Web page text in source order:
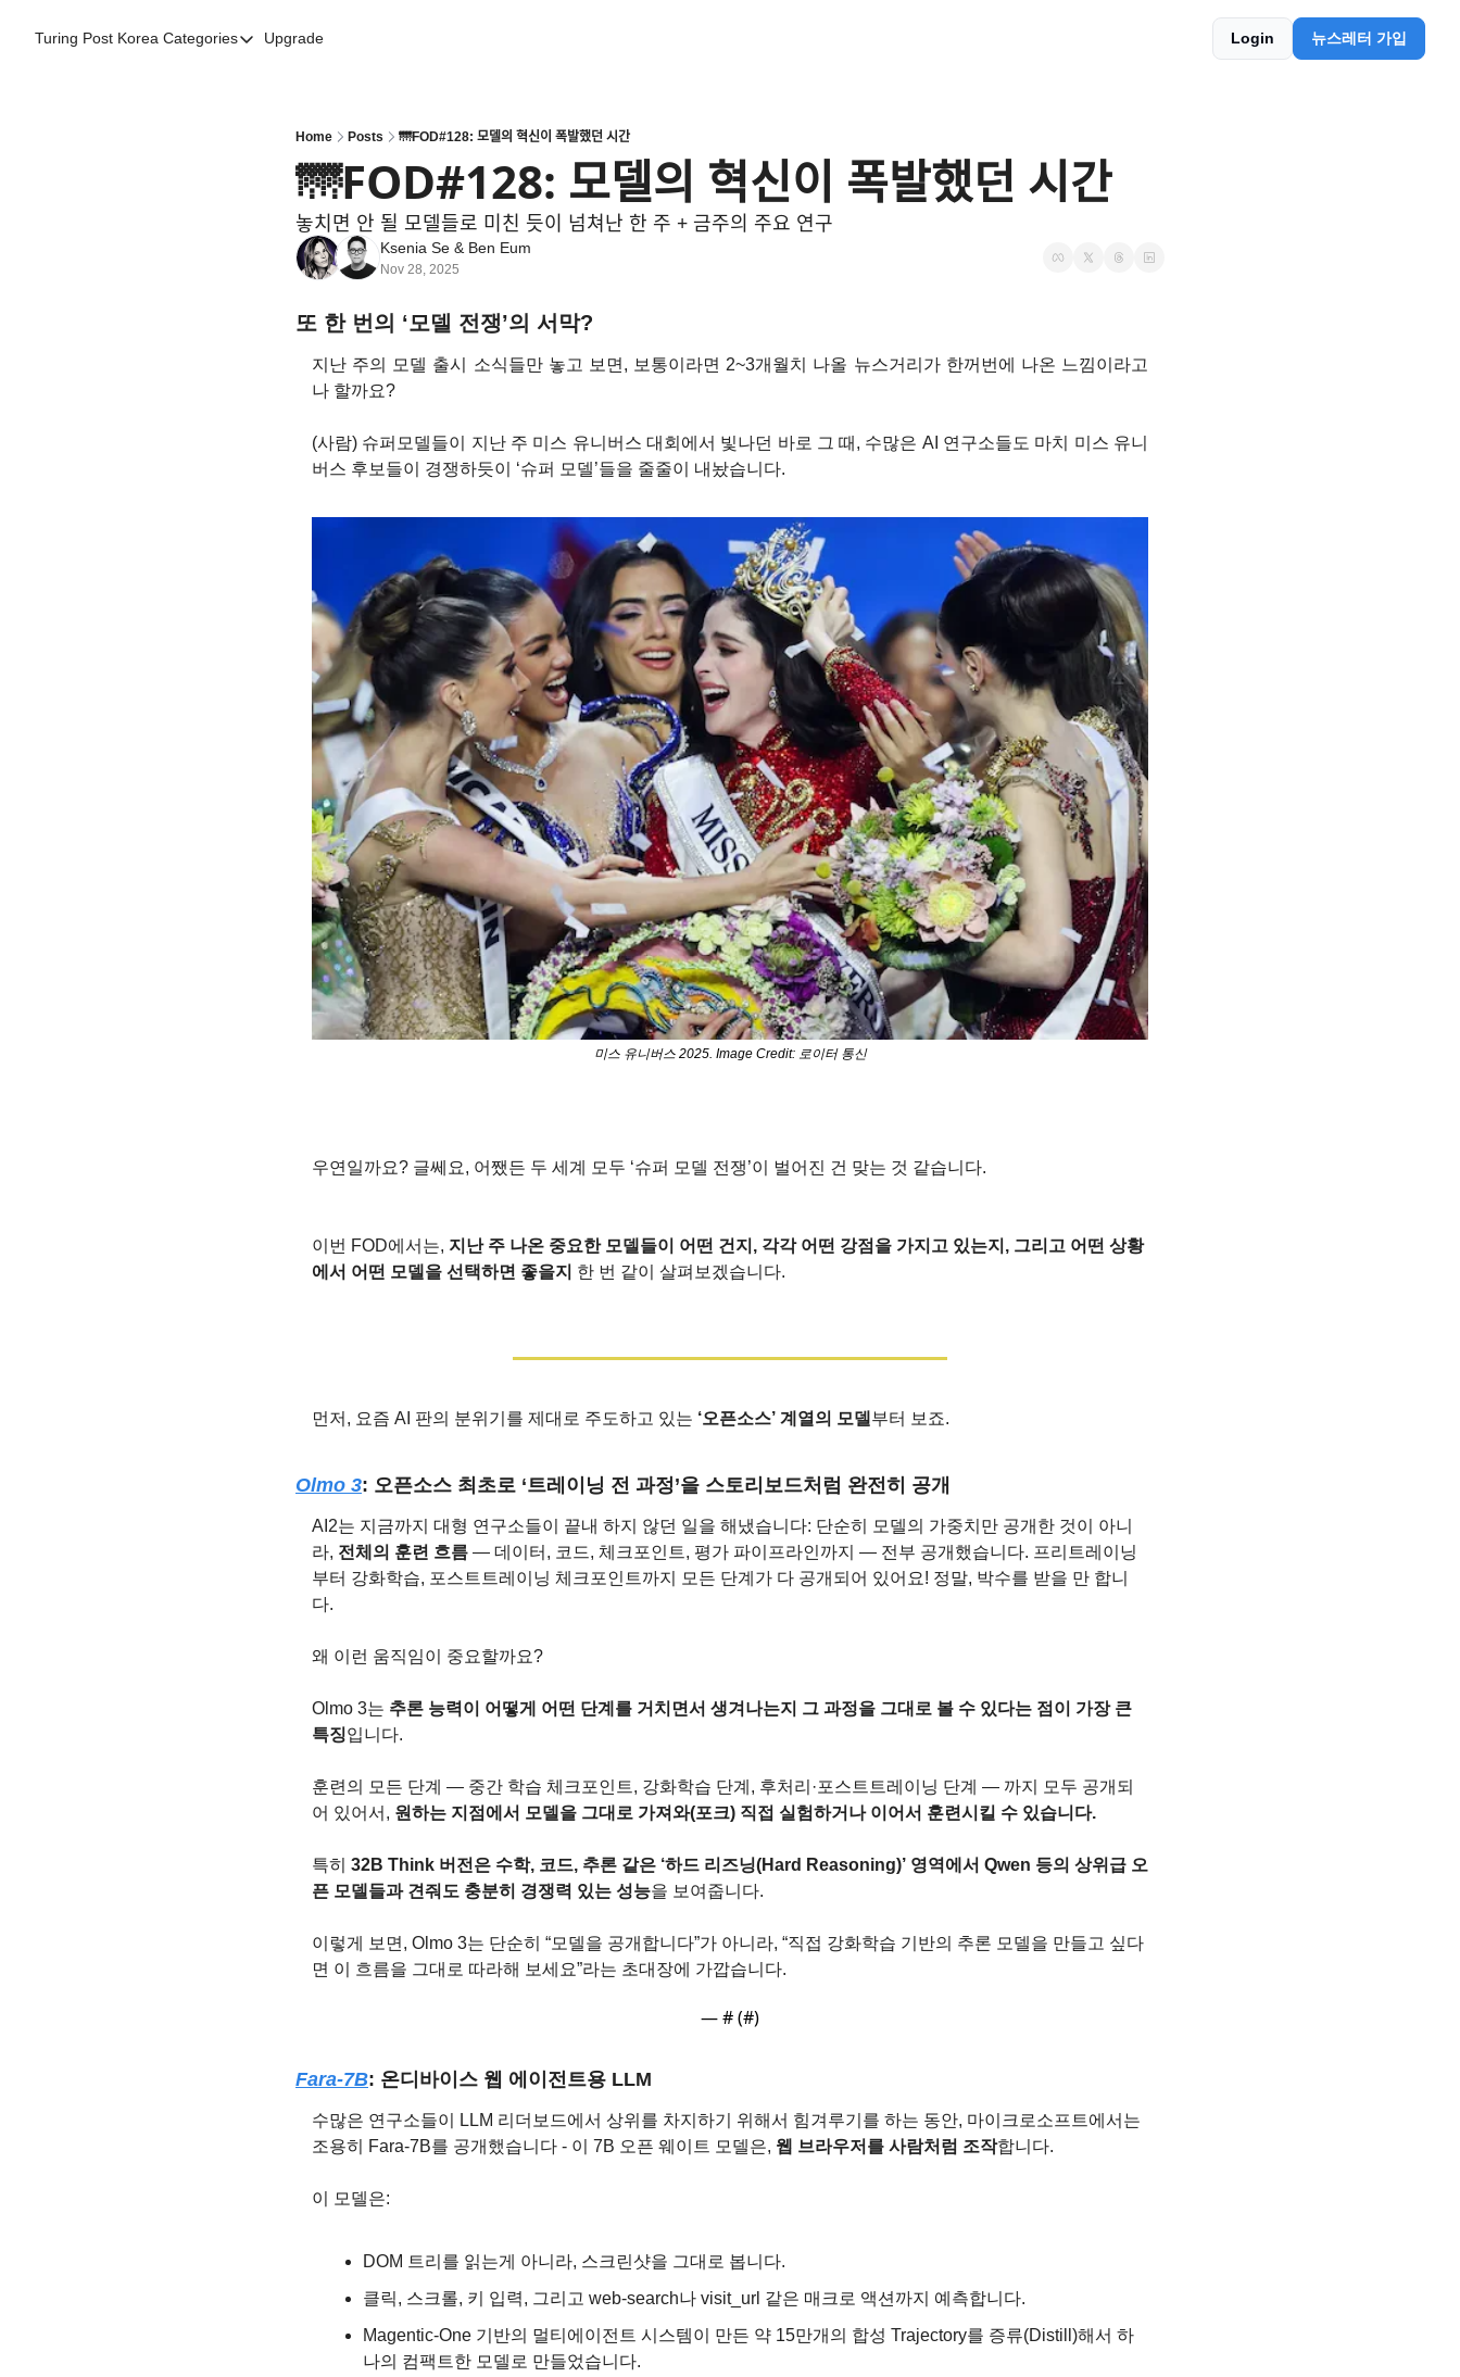
Turing Post Korea Categories
Categories
AI 에이전트
AI Infra Unicorns
Community Twist
GenAI Unicorns
Global AI Affairs
Twitter Library
Upgrade Login 뉴스레터 가입
Home Posts 🌁FOD#128: 모델의 혁신이 폭발했던 시간
🌁FOD#128: 모델의 혁신이 폭발했던 시간
놓치면 안 될 모델들로 미친 듯이 넘쳐난 한 주 + 금주의 주요 연구
Ksenia Se & Ben Eum
Nov 28, 2025
또 한 번의 ‘모델 전쟁’의 서막?
지난 주의 모델 출시 소식들만 놓고 보면, 보통이라면 2~3개월치 나올 뉴스거리가 한꺼번에 나온 느낌이라고
나 할까요?
(사람) 슈퍼모델들이 지난 주 미스 유니버스 대회에서 빛나던 바로 그 때, 수많은 AI 연구소들도 마치 미스 유니
버스 후보들이 경쟁하듯이 ‘슈퍼 모델’들을 줄줄이 내놨습니다.
미스 유니버스 2025. Image Credit: 로이터 통신
우연일까요? 글쎄요, 어쨌든 두 세계 모두 ‘슈퍼 모델 전쟁’이 벌어진 건 맞는 것 같습니다.
이번 FOD에서는, 지난 주 나온 중요한 모델들이 어떤 건지, 각각 어떤 강점을 가지고 있는지, 그리고 어떤 상황
에서 어떤 모델을 선택하면 좋을지 한 번 같이 살펴보겠습니다.
먼저, 요즘 AI 판의 분위기를 제대로 주도하고 있는 ‘오픈소스’ 계열의 모델 부터 보죠.
Olmo 3: 오픈소스 최초로 ‘트레이닝 전 과정’을 스토리보드처럼 완전히 공개
AI2는 지금까지 대형 연구소들이 끝내 하지 않던 일을 해냈습니다: 단순히 모델의 가중치만 공개한 것이 아니
라, 전체의 훈련 흐름 — 데이터, 코드, 체크포인트, 평가 파이프라인까지 — 전부 공개했습니다. 프리트레이닝
부터 강화학습, 포스트트레이닝 체크포인트까지 모든 단계가 다 공개되어 있어요! 정말, 박수를 받을 만 합니
다.
왜 이런 움직임이 중요할까요?
Olmo 3는 추론 능력이 어떻게 어떤 단계를 거치면서 생겨나는지 그 과정을 그대로 볼 수 있다는 점이 가장 큰
특징입니다.
훈련의 모든 단계 — 중간 학습 체크포인트, 강화학습 단계, 후처리·포스트트레이닝 단계 — 까지 모두 공개되
어 있어서, 원하는 지점에서 모델을 그대로 가져와(포크) 직접 실험하거나 이어서 훈련시킬 수 있습니다.
특히 32B Think 버전은 수학, 코드, 추론 같은 ‘하드 리즈닝(Hard Reasoning)’ 영역에서 Qwen 등의 상위급 오
픈 모델들과 견줘도 충분히 경쟁력 있는 성능을 보여줍니다.
이렇게 보면, Olmo 3는 단순히 “모델을 공개합니다”가 아니라, “직접 강화학습 기반의 추론 모델을 만들고 싶다
면 이 흐름을 그대로 따라해 보세요”라는 초대장에 가깝습니다.
— # (#)
Fara-7B: 온디바이스 웹 에이전트용 LLM
수많은 연구소들이 LLM 리더보드에서 상위를 차지하기 위해서 힘겨루기를 하는 동안, 마이크로소프트에서는
조용히 Fara-7B를 공개했습니다 - 이 7B 오픈 웨이트 모델은, 웹 브라우저를 사람처럼 조작합니다.
이 모델은:
DOM 트리를 읽는게 아니라, 스크린샷을 그대로 봅니다.
클릭, 스크롤, 키 입력, 그리고 web-search나 visit_url 같은 매크로 액션까지 예측합니다.
Magentic-One 기반의 멀티에이전트 시스템이 만든 약 15만개의 합성 Trajectory를 증류(Distill)해서 하
나의 컴팩트한 모델로 만들었습니다.